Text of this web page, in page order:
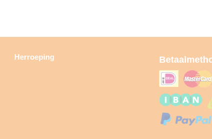
Herroeping